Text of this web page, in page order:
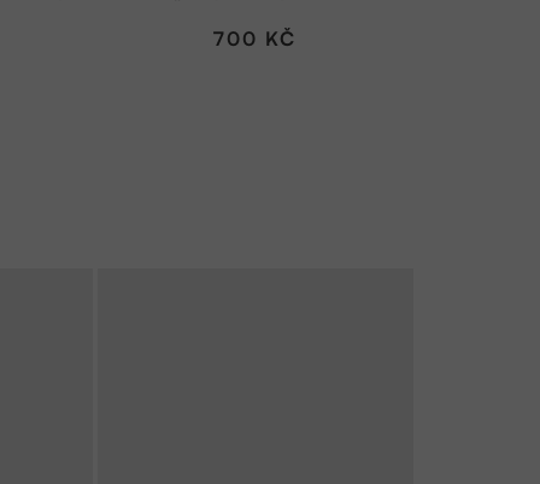
BALZÁM NA RTY | SMOLENKA
700 KČ